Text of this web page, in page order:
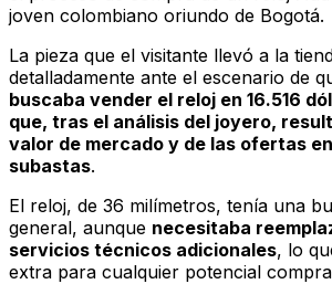
joven colombiano oriundo de Bogotá.
La pieza que el visitante llevó a la
detalladamente ante el escenario de
buscaba vender el reloj en 16.516
que, tras el análisis del joyero,
valor de mercado y de las ofertas
subastas.
El reloj, de 36 milímetros, tenía una
general, aunque necesitaba
servicios técnicos adicionales, lo
extra para cualquier potencial